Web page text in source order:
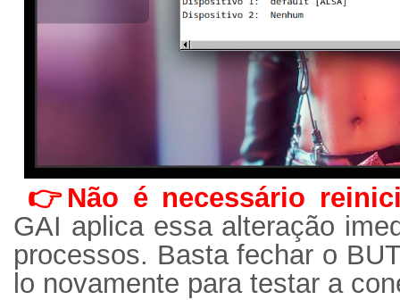
👉Não é necessário
GAI aplica essa alteração
processos. Basta fechar o
lo novamente para testar a